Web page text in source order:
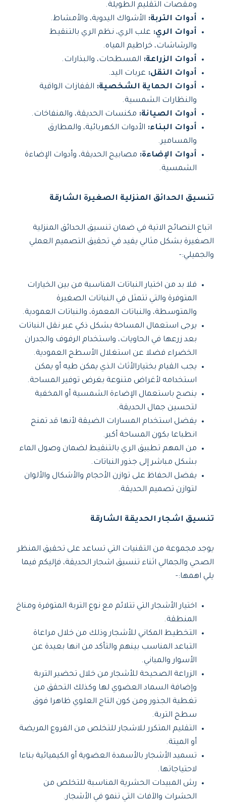
ومقصات التقليم الطويلة.
أدوات التربة: الأشواك اليدوية، والأمشاط.
أدوات الري: علب الري، نظم الري بالتنقيط
والرشاشات، خراطيم المياه.
أدوات الزراعة: المسطحات، والبذارات.
أدوات النقل: عربات اليد.
أدوات الحماية الشخصية: القفازات الواقية
والنظارات الشمسية.
أدوات الصيانة: مكنسات الحديقة، والمنفاخات.
أدوات البناء: الأدوات الكهربائية، والمطارق
والمسامير.
أدوات الإضاءة: مصابيح الحديقة، وأدوات الإضاءة
الشمسية.
تنسيق الحدائق المنزلية الصغيرة الشارقة
اتباع النصائح الاتية في ضمان تنسيق الحدائق المنزلية
الصغيرة بشكل مثالي يفيد في تحقيق التصميم العملي
والجميلي:-
فلا بد من اختيار النباتات المناسبة من بين الخيارات
المتوفرة والتي تتمثل في النباتات الصغيرة
والمتوسطة، والنباتات المعمرة، والنباتات العمودية.
يرجى استعمال المساحة بشكل ذكي عبر نقل النباتات
بعد زرعها في الحاويات، واستخدام الرفوف والجدران
الخضراء فضلا عن استغلال الأسطح العمودية.
يجب القيام بختيارالأثاث الذي يمكن طيه أو يمكن
استخدامه لأغراض متنوعة بغرض توفير المساحة.
ينصح باستعمال الإضاءة الشمسية أو المخفية
لتحسين جمال الحديقة.
يفضل استخدام المسارات الضيقة لأنها قد تمنح
انطباعا بكون المساحة أكبر.
من المهم تطبيق الري بالتنقيط لضمان وصول الماء
بشكل مباشر إلى جذور النباتات.
يفضل الحفاظ على توازن الأحجام والأشكال والألوان
لتوازن تصميم الحديقة.
تنسيق اشجار الحديقة الشارقة
يوجد مجموعة من التقنيات التي تساعد على تحقيق المنظر
الصحي والجمالي اثناء تنسيق اشجار الحديقة، فإليكم فيما
يلي اهمها:-
اختيار الأشجار التي تتلائم مع نوع التربة المتوفرة ومناخ
المنطقة.
التخطيط المكاني للأشجار وذلك من خلال مراعاة
التباعد المناسب بينهم والتأكد من انها بعيدة عن
الأسوار والمباني.
الزراعة الصحيحة للأشجار من خلال تحضير التربة
وإضافة السماد العضوي لها وكذلك التحقق من
تغطية الجذور ومن كون التاج العلوي ظاهرا فوق
سطح التربة.
التقليم المتكرر للاشجار للتخلص من الفروع المريضة
أو الميتة.
تسميد الأشجار بالأسمدة العضوية أو الكيميائية بناءا
لاحتياجاتها.
رش المبيدات الحشرية المناسبة للتخلص من
الحشرات والآفات التي تنمو في الأشجار.